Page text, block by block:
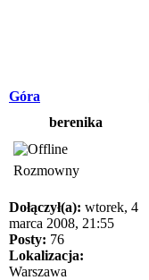
Góra
berenika
Rozmowny
Dołączył(a): wtorek, 4
marca 2008, 21:55
Posty: 76
Lokalizacja:
Warszawa